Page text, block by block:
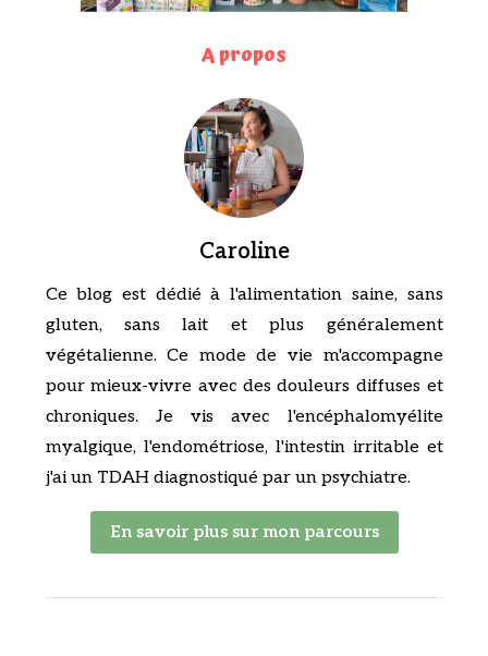
A propos
Caroline
Ce blog est dédié à l'alimentation saine, sans
gluten, sans lait et plus généralement
végétalienne. Ce mode de vie m'accompagne
pour mieux-vivre avec des douleurs diffuses et
chroniques. Je vis avec l'encéphalomyélite
myalgique, l'endométriose, l'intestin irritable et
j'ai un TDAH diagnostiqué par un psychiatre.
En savoir plus sur mon parcours